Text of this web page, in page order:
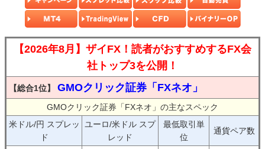
【2026年8月】ザイFX！読者がおすすめするFX会
社トップ3を公開！
【総合1位】 GMOクリック証券「FXネオ」
GMOクリック証券「FXネオ」の主なスペック
米ドル/円 スプレッ
ド
ユーロ/米ドル スプ
レッド
最低取引単
位
通貨ペア数